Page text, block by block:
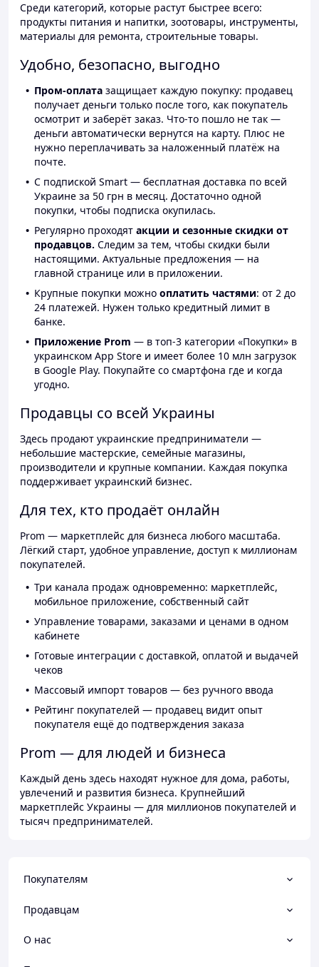
Среди категорий, которые растут быстрее всего:
продукты питания и напитки, зоотовары, инструменты,
материалы для ремонта, строительные товары.
Удобно, безопасно, выгодно
Пром-оплата защищает каждую покупку: продавец
получает деньги только после того, как покупатель
осмотрит и заберёт заказ. Что-то пошло не так —
деньги автоматически вернутся на карту. Плюс не
нужно переплачивать за наложенный платёж на
почте.
С подпиской Smart — бесплатная доставка по всей
Украине за 50 грн в месяц. Достаточно одной
покупки, чтобы подписка окупилась.
Регулярно проходят акции и сезонные скидки от
продавцов. Следим за тем, чтобы скидки были
настоящими. Актуальные предложения — на
главной странице или в приложении.
Крупные покупки можно оплатить частями: от 2 до
24 платежей. Нужен только кредитный лимит в
банке.
Приложение Prom — в топ-3 категории «Покупки» в
украинском App Store и имеет более 10 млн загрузок
в Google Play. Покупайте со смартфона где и когда
угодно.
Продавцы со всей Украины
Здесь продают украинские предприниматели —
небольшие мастерские, семейные магазины,
производители и крупные компании. Каждая покупка
поддерживает украинский бизнес.
Для тех, кто продаёт онлайн
Prom — маркетплейс для бизнеса любого масштаба.
Лёгкий старт, удобное управление, доступ к миллионам
покупателей.
Три канала продаж одновременно: маркетплейс,
мобильное приложение, собственный сайт
Управление товарами, заказами и ценами в одном
кабинете
Готовые интеграции с доставкой, оплатой и выдачей
чеков
Массовый импорт товаров — без ручного ввода
Рейтинг покупателей — продавец видит опыт
покупателя ещё до подтверждения заказа
Prom — для людей и бизнеса
Каждый день здесь находят нужное для дома, работы,
увлечений и развития бизнеса. Крупнейший
маркетплейс Украины — для миллионов покупателей и
тысяч предпринимателей.
Покупателям
Продавцам
О нас